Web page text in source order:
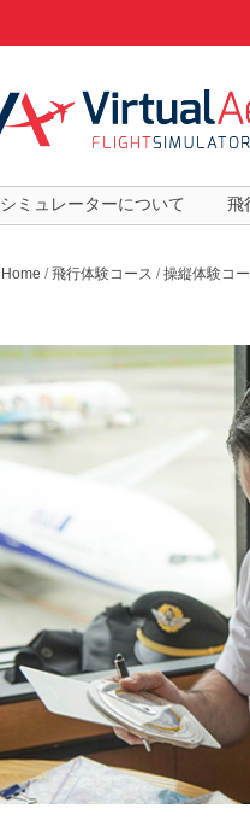
シミュレーターについて 飛
Home /飛行体験コース /操縦体験コ